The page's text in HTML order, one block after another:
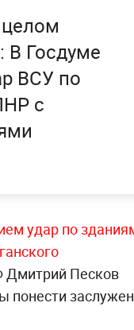
В Госдуме
ВСУ по
с
удар по
Дмитрий Песков
понести